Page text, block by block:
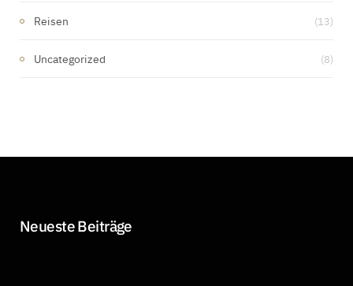
Reisen (13)
Uncategorized (8)
Neueste Beiträge